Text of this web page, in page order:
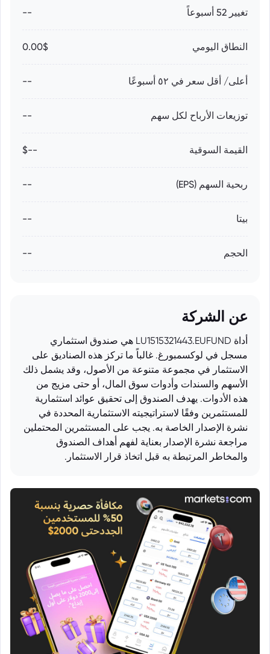
تغيير 52 أسبوعاً --
النطاق اليومي 0.00$
أعلى/ أقل سعر في ٥٢ أسبوعًا --
توزيعات الأرباح لكل سهم --
القيمة السوقية --$
ربحية السهم (EPS) --
بيتا --
الحجم --
عن الشركة
أداة LU1515321443.EUFUND هي صندوق استثماري
مسجل في لوكسمبورغ. غالباً ما تركز هذه الصناديق على
الاستثمار في مجموعة متنوعة من الأصول، وقد يشمل ذلك
الأسهم والسندات وأدوات سوق المال، أو حتى مزيج من
هذه الأدوات. يهدف الصندوق إلى تحقيق عوائد استثمارية
للمستثمرين وفقًا لاستراتيجيته الاستثمارية المحددة في
نشرة الإصدار الخاصة به. يجب على المستثمرين المحتملين
مراجعة نشرة الإصدار بعناية لفهم أهداف الصندوق
والمخاطر المرتبطة به قبل اتخاذ قرار الاستثمار.